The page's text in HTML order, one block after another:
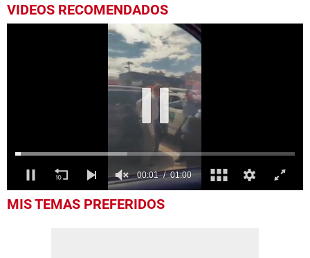
VIDEOS RECOMENDADOS
seconds
MIS TEMAS PREFERIDOS